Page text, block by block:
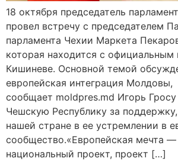
18 октября председатель
провел встречу с председателем
парламента Чехии Маркета
которая находится с официальным
Кишиневе. Основной темой
европейская интеграция Молдовы,
сообщает moldpres.md Игорь
Чешскую Республику за
нашей стране в ее устремлении в
сообщество.«Европейская мечта
национальный проект, проект […]